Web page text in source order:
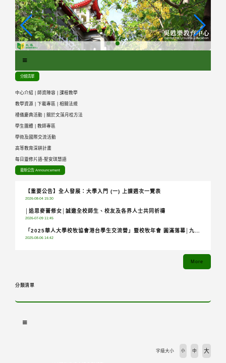
分類清單
中心介紹 師資陣容 課程教學
教學資源 下載專區 相關法規
禮儀慶典活動 關於文藻月桂方法
學生團體 教師專區
學術及國際交流活動
高等教育深耕計畫
每日靈修片語-聖安琪慧語
最新公告 Announcement
【重要公告】全人發展：大學入門 (一) 上課週次一覽表
2026-08-04 15:30
│追思麥蕾修女│誠邀全校師生、校友及各界人士共同祈禱
2026-07-09 11:45
「2025華人大學校牧協會港台學生交流營」暨校牧年會 圓滿落幕│九校
2025-08-06 14:42
More
分類清單
字級大小 小 中 大